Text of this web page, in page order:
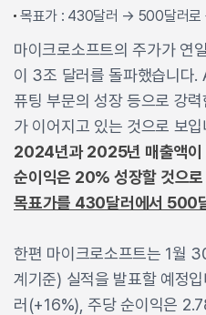
목표가 : 430달러 → 500달러로
마이크로소프트의 주가가 연
이 3조 달러를 돌파했습니다.
퓨팅 부문의 성장 등으로 강
가 이어지고 있는 것으로 보
2024년과 2025년 매출액이
순이익은 20% 성장할 것으로
목표가를 430달러에서 500
한편 마이크로소프트는 1월
계기준) 실적을 발표할 예정
러(+16%), 주당 순이익은